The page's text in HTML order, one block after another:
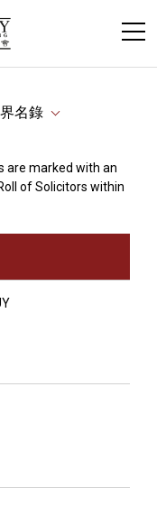
名錄
are marked with an
of Solicitors within